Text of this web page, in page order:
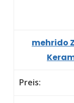
mehrido